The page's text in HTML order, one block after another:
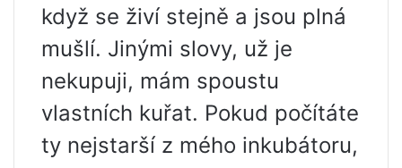
když se živí stejně a jsou plná
mušlí. Jinými slovy, už je
nekupuji, mám spoustu
vlastních kuřat. Pokud počítáte
ty nejstarší z mého inkubátoru,